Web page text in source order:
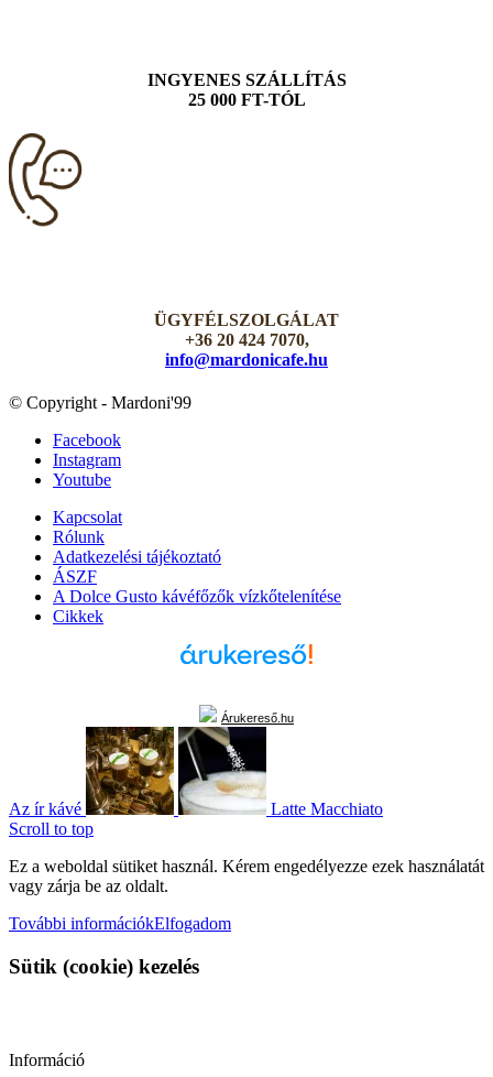
INGYENES SZÁLLÍTÁS
25 000 FT-TÓL
ÜGYFÉLSZOLGÁLAT
+36 20 424 7070,
info@mardonicafe.hu
© Copyright - Mardoni'99
Facebook
Instagram
Youtube
Kapcsolat
Rólunk
Adatkezelési tájékoztató
ÁSZF
A Dolce Gusto kávéfőzők vízkőtelenítése
Cikkek
Árukereső.hu
Az ír kávé
Latte Macchiato
Scroll to top
Ez a weboldal sütiket használ. Kérem engedélyezze ezek használatát
vagy zárja be az oldalt.
További információkElfogadom
Sütik (cookie) kezelés
Információ